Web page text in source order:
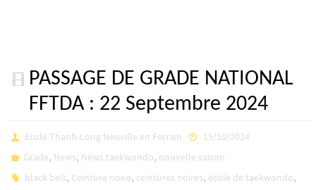
PASSAGE DE GRADE NATIONAL
FFTDA : 22 Septembre 2024
Ecole Thanh-Long Neuville en Ferrain
15/10/2024
Grade, News, News taekwondo, nouvelle saison
black belt, Ceinture noire, ceintures noires, école de taekwondo,